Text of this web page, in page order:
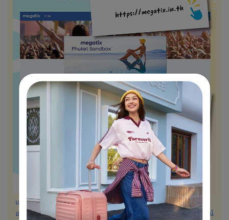
แหล่งรวมดีลโดนๆ สำหรับสินค้าและบริการ ที่เปิดให้บริการแบบ
ออนไลน์ใน 5 ประเทศ รวมถึงประเทศไทย นับตั้งแต่เกิดเหตุการณ์